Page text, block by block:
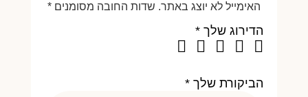
האימייל לא יוצג באתר. שדות החובה מסומנים *
הדירוג שלך *
הביקורת שלך *